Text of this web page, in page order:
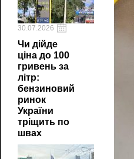
30.07.2026
Чи дійде
ціна до 100
гривень за
літр:
бензиновий
ринок
України
тріщить по
швах